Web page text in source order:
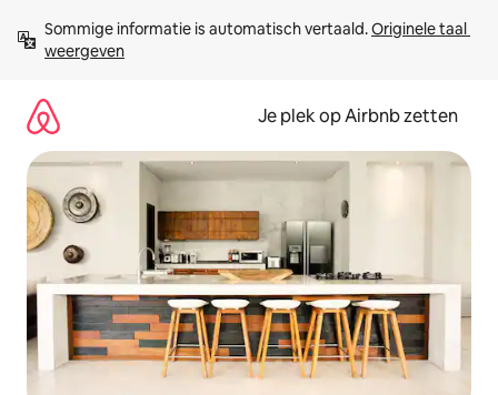
direct
naar
Sommige informatie is automatisch vertaald. Originele taal
weergeven
Je plek op Airbnb zetten